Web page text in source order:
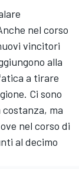
nel corso
vincitori
alla
a tirare
Ci sono
ma
nel corso di
al decimo